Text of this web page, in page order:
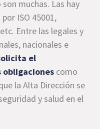
muchas. Las hay
ISO 45001,
Entre las legales y
nacionales e
el
obligaciones como
la Alta Dirección se
y salud en el